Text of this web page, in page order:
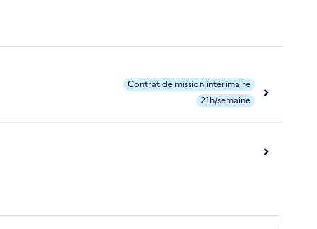
Contrat de mission intérimaire
21h/semaine